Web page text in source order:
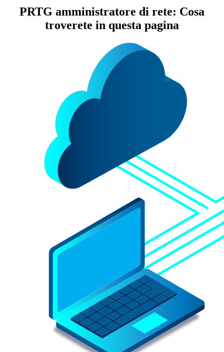
PRTG amministratore di rete: Cosa
troverete in questa pagina